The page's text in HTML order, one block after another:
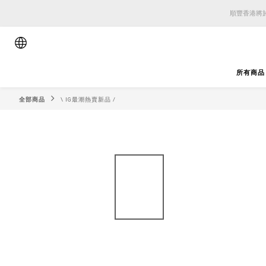
順豐香港將
順豐香港將
所有商品
全部商品 \ IG最潮熱賣新品 /